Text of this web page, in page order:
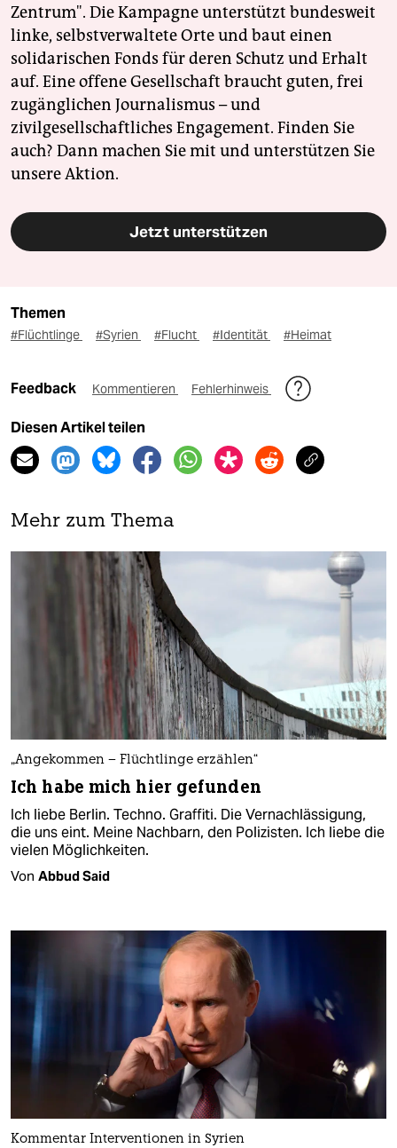
Zentrum". Die Kampagne unterstützt bundesweit
linke, selbstverwaltete Orte und baut einen
solidarischen Fonds für deren Schutz und Erhalt
auf. Eine offene Gesellschaft braucht guten, frei
zugänglichen Journalismus – und
zivilgesellschaftliches Engagement. Finden Sie
auch? Dann machen Sie mit und unterstützen Sie
unsere Aktion.
Jetzt unterstützen
Themen
#Flüchtlinge #Syrien #Flucht #Identität #Heimat
Feedback Kommentieren Fehlerhinweis
Diesen Artikel teilen
Mehr zum Thema
„Angekommen – Flüchtlinge erzählen“
Ich habe mich hier gefunden
Ich liebe Berlin. Techno. Graffiti. Die Vernachlässigung,
die uns eint. Meine Nachbarn, den Polizisten. Ich liebe die
vielen Möglichkeiten.
Von Abbud Said
Kommentar Interventionen in Syrien